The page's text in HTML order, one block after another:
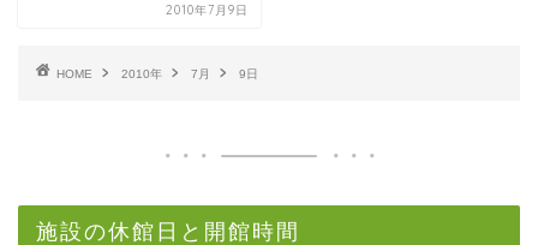
2010年7月9日
HOME 2010年 7月 9日
施設の休館日と開館時間